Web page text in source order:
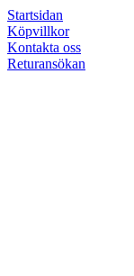
Startsidan
Köpvillkor
Kontakta oss
Returansökan